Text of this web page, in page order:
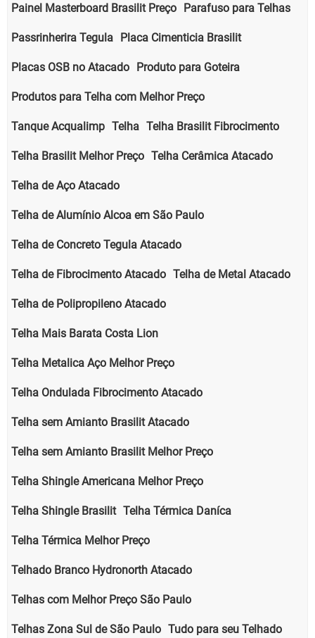
Painel Masterboard Brasilit Preço Parafuso para Telhas
Passrinherira Tegula Placa Cimenticia Brasilit
Placas OSB no Atacado Produto para Goteira
Produtos para Telha com Melhor Preço
Tanque Acqualimp Telha Telha Brasilit Fibrocimento
Telha Brasilit Melhor Preço Telha Cerâmica Atacado
Telha de Aço Atacado
Telha de Alumínio Alcoa em São Paulo
Telha de Concreto Tegula Atacado
Telha de Fibrocimento Atacado Telha de Metal Atacado
Telha de Polipropileno Atacado
Telha Mais Barata Costa Lion
Telha Metalica Aço Melhor Preço
Telha Ondulada Fibrocimento Atacado
Telha sem Amianto Brasilit Atacado
Telha sem Amianto Brasilit Melhor Preço
Telha Shingle Americana Melhor Preço
Telha Shingle Brasilit Telha Térmica Daníca
Telha Térmica Melhor Preço
Telhado Branco Hydronorth Atacado
Telhas com Melhor Preço São Paulo
Telhas Zona Sul de São Paulo Tudo para seu Telhado